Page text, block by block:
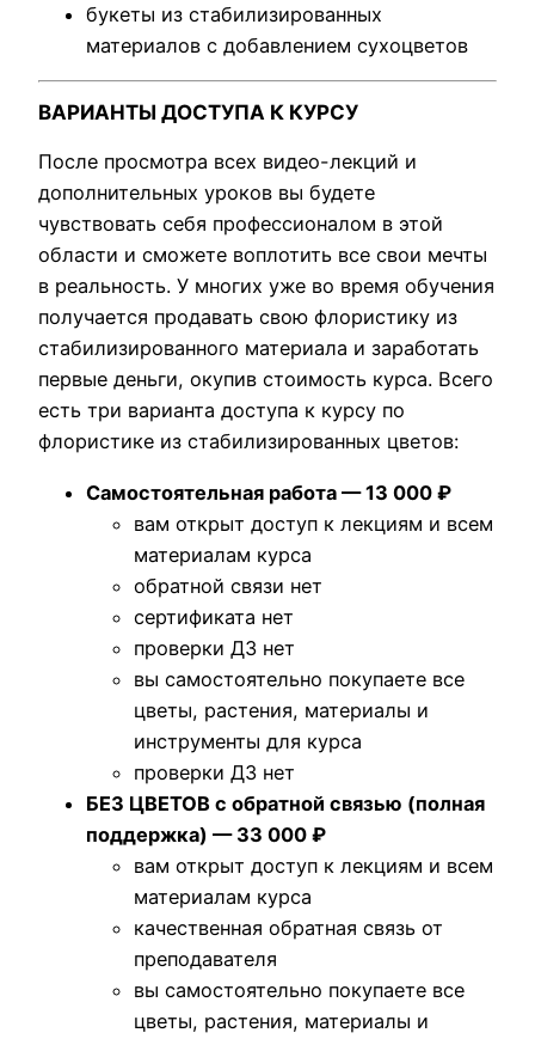
букеты из стабилизированных
материалов с добавлением сухоцветов
ВАРИАНТЫ ДОСТУПА К КУРСУ
После просмотра всех видео-лекций и
дополнительных уроков вы будете
чувствовать себя профессионалом в этой
области и сможете воплотить все свои мечты
в реальность. У многих уже во время обучения
получается продавать свою флористику из
стабилизированного материала и заработать
первые деньги, окупив стоимость курса. Всего
есть три варианта доступа к курсу по
флористике из стабилизированных цветов:
Самостоятельная работа — 13 000 ₽
вам открыт доступ к лекциям и всем
материалам курса
обратной связи нет
сертификата нет
проверки ДЗ нет
вы самостоятельно покупаете все
цветы, растения, материалы и
инструменты для курса
проверки ДЗ нет
БЕЗ ЦВЕТОВ с обратной связью (полная
поддержка) — 33 000 ₽
вам открыт доступ к лекциям и всем
материалам курса
качественная обратная связь от
преподавателя
вы самостоятельно покупаете все
цветы, растения, материалы и